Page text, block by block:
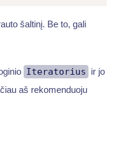
šaltinį. Be to, gali
Iteratorius ir jo
aš rekomenduoju